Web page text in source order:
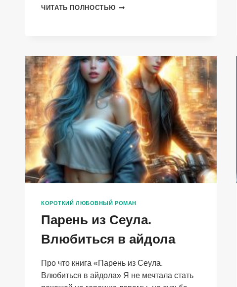
ЧИТАТЬ ПОЛНОСТЬЮ Я
КОРОТКИЙ ЛЮБОВНЫЙ РОМАН
Парень из Сеула.
Влюбиться в айдола
Про что книга «Парень из Сеула.
Влюбиться в айдола» Я не мечтала стать